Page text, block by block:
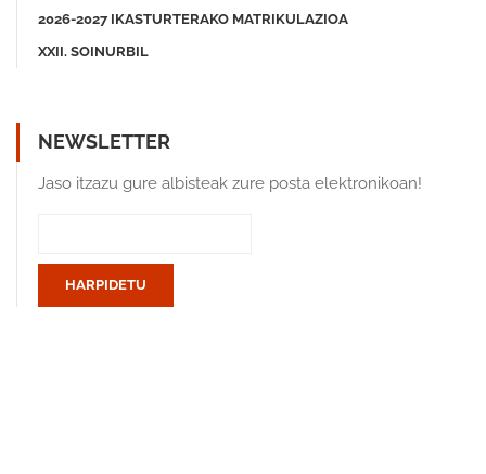
2026-2027 IKASTURTERAKO MATRIKULAZIOA
XXII. SOINURBIL
NEWSLETTER
Jaso itzazu gure albisteak zure posta elektronikoan!